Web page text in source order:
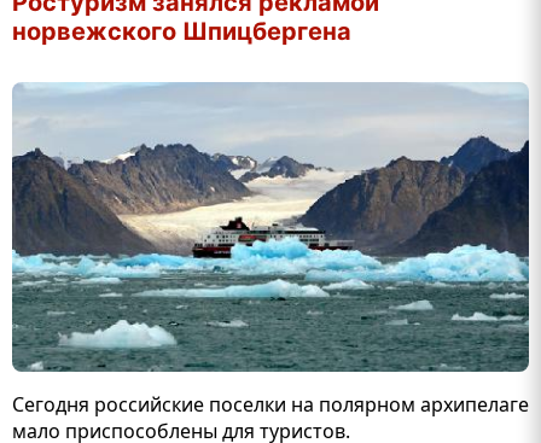
норвежского Шпицбергена
Сегодня российские поселки на полярном архипелаге
мало приспособлены для туристов.